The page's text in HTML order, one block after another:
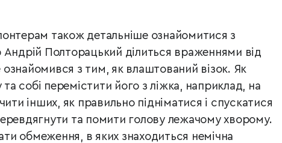
також детальніше ознайомитися з
Андрій Полторацький ділиться враженнями від
ознайомився з тим, як влаштований візок. Як
собі перемістити його з ліжка, наприклад, на
інших, як правильно підніматися і спускатися
та помити голову лежачому хворому.
обмеження, в яких знаходиться немічна